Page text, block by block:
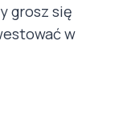
grosz się
w